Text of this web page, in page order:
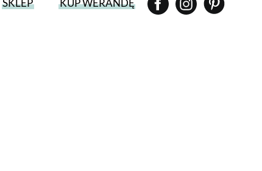
SKLEP KUP WERANDĘ